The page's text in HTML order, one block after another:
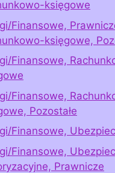
księgowe
Finansowe,
księgowe,
Finansowe,
Finansowe,
Pozostałe
Finansowe,
Finansowe,
Prawnicze